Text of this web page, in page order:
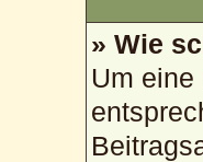
» Wie
Um